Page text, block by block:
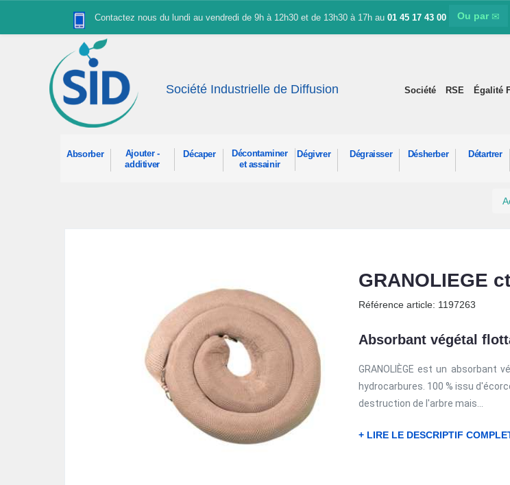
Contactez nous du lundi au vendredi de 9h à 12h30 et de 13h30 à 17h au 01 45 17 43 00 Ou par
Société Industrielle de Diffusion Société RSE Égalité
Absorber
Ajouter -
additiver
Décaper
Décontaminer
et assainir
Dégivrer Dégraisser Désherber Détartrer
GRANOLIEGE
Référence article: 1197263
Absorbant végétal
GRANOLIÈGE est un
hydrocarbures. 100 % issu
destruction de l'arbre mais...
+ LIRE LE DESCRIPTIF